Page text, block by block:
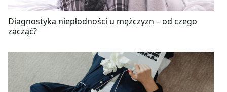
Diagnostyka niepłodności u mężczyzn – od czego
zacząć?